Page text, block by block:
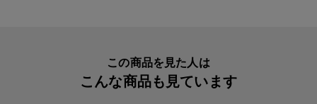
ペンはノック部分にクリップが付いています。
キャップレス万年筆はペン先近くにクリップが付いてお
り、ペン先を上にして胸ポケットに収納できるのです。
パイロット 万年筆用カートリッジインキ
ブラック
この商品を見た人は
こんな商品も見ています